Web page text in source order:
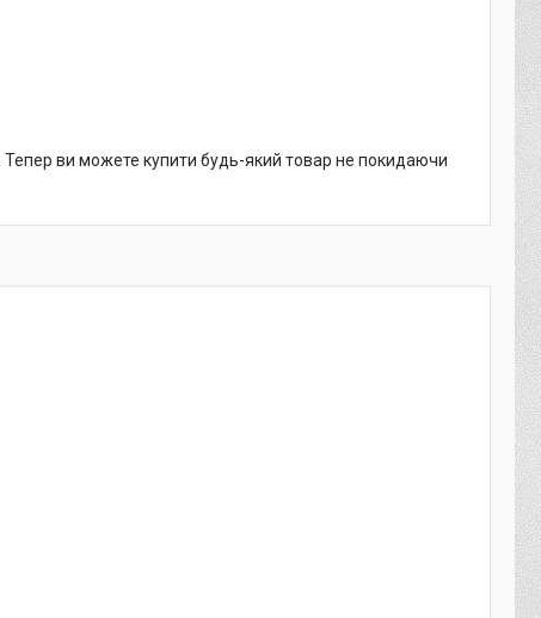
Тепер ви можете купити будь-який товар не покидаючи